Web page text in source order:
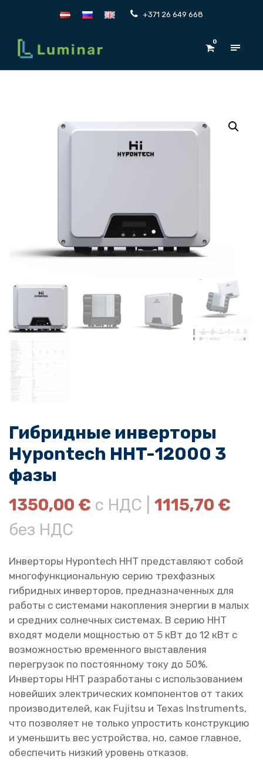
+371 26 649 668
0
Гибридные инверторы
Hypontech HHT-12000 3
фазы
1350,00 € с НДС | 1115,70 €
без НДС
Инверторы Hypontech HHT представляют собой
многофункциональную серию трехфазных
гибридных инверторов, предназначенных для
работы с системами накопления энергии в малых
и средних солнечных системах. В серию HHT
входят модели мощностью от 5 кВт до 12 кВт с
возможностью временного выставления
перегрузок по постоянному току до 50%.
Инверторы HHT разработаны с использованием
новейших электрических компонентов от таких
производителей, как Fujitsu и Texas Instruments,
что позволяет не только упростить конструкцию
и уменьшить вес устройства, но, самое главное,
обеспечить низкий уровень отказов.